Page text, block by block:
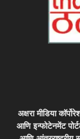
अक्षरा मीडिया
आणि इन्फोटेनमेंट